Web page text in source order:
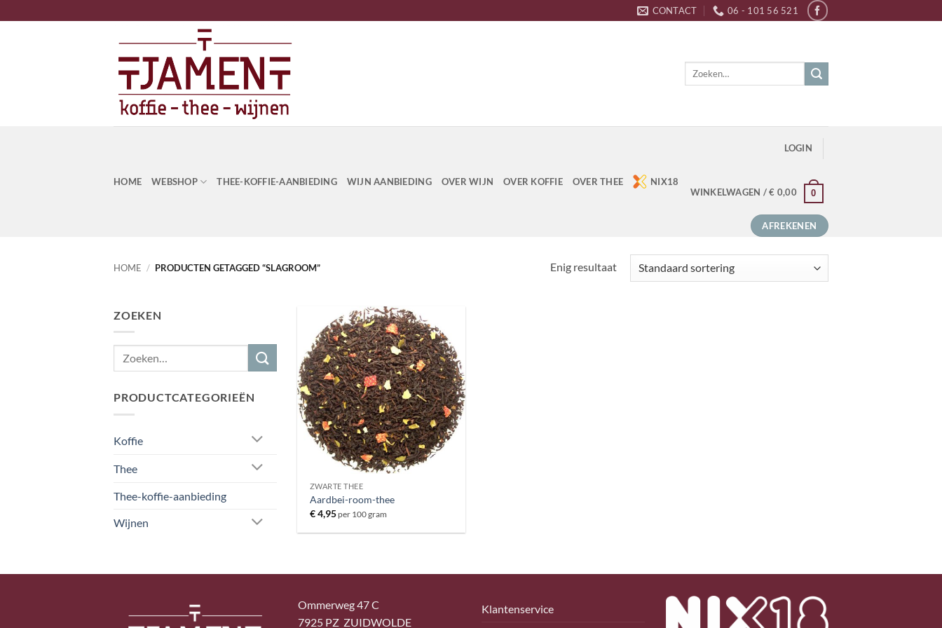
naar
CONTACT 06 - 101 56 521
Zoeken
HOME WEBSHOP THEE-KOFFIE-AANBIEDING WIJN AANBIEDING OVER WIJN OVER KOFFIE OVER THEE NIX18
LOGIN
WINKELWAGEN /€ 0,00 0
AFREKENEN
HOME / PRODUCTEN GETAGGED “SLAGROOM” Enig resultaat
ZOEKEN
PRODUCTCATEGORIEËN
Koffie
Thee
Thee-koffie-aanbieding
Wijnen
ZWARTE THEE
Aardbei-room-thee
€4,95per 100 gram
Ommerweg 47 C
7925 PZ ZUIDWOLDE
Klantenservice